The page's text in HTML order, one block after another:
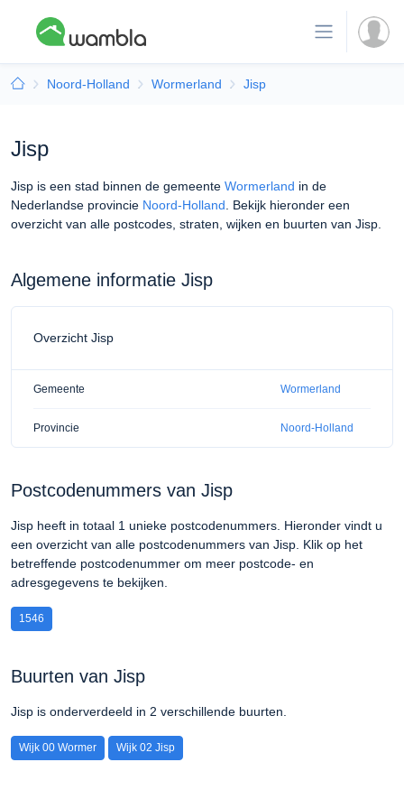
Noord-Holland Wormerland Jisp
Jisp
Jisp is een stad binnen de gemeente Wormerland in de
Nederlandse provincie Noord-Holland . Bekijk hieronder een
overzicht van alle postcodes, straten, wijken en buurten van Jisp.
Algemene informatie Jisp
Overzicht Jisp
Gemeente Wormerland
Provincie Noord-Holland
Postcodenummers van Jisp
Jisp heeft in totaal 1 unieke postcodenummers. Hieronder vindt u
een overzicht van alle postcodenummers van Jisp. Klik op het
betreffende postcodenummer om meer postcode- en
adresgegevens te bekijken.
1546
Buurten van Jisp
Jisp is onderverdeeld in 2 verschillende buurten.
Wijk 00 Wormer Wijk 02 Jisp